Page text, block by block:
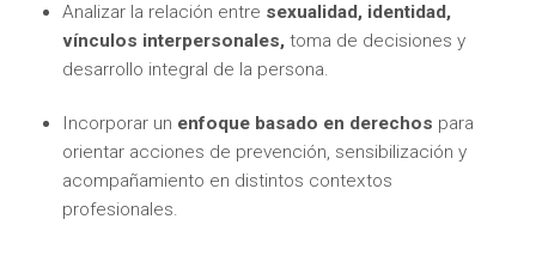
Analizar la relación entre sexualidad, identidad,
vínculos interpersonales, toma de decisiones y
desarrollo integral de la persona.
Incorporar un enfoque basado en derechos para
orientar acciones de prevención, sensibilización y
acompañamiento en distintos contextos
profesionales.